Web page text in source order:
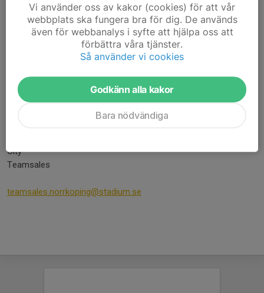
Alt 2
Om laget har sponsorer som ska trycka loggor på ex en overall
eller man vill köpa in nya matchtröjor ska beställningen göras via
utvald lagledare/klädansvarig i just ditt lag.
Inloggning och mer information har skickats ut till ansvarig i
respektive lag – saknar ni information kontaktar ni kansliet.
Vid eventuella frågor kring din order kontaktar du Stadium
City
Teamsales
teamsales.norrkoping@stadium.se
Vi använder oss av kakor (cookies) för att vår
webbplats ska fungera bra för dig. De används
även för webbanalys i syfte att hjälpa oss att
förbättra våra tjänster.
Så använder vi cookies
Godkänn alla kakor
Bara nödvändiga